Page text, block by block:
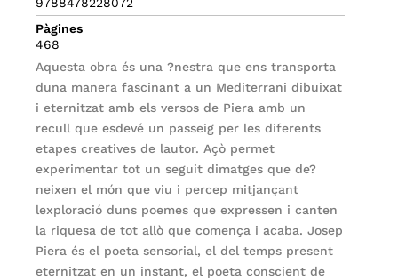
Pàgines
468
Aquesta obra és una ?nestra que ens transporta
duna manera fascinant a un Mediterrani dibuixat
i eternitzat amb els versos de Piera amb un
recull que esdevé un passeig per les diferents
etapes creatives de lautor. Açò permet
experimentar tot un seguit dimatges que de?
neixen el món que viu i percep mitjançant
lexploració duns poemes que expressen i canten
la riquesa de tot allò que comença i acaba. Josep
Piera és el poeta sensorial, el del temps present
eternitzat en un instant, el poeta conscient de